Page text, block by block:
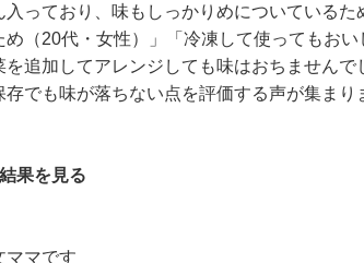
入っており、味もしっかりめについている
め（20代・女性）」「冷凍して使ってもお
追加してアレンジしても味はおちません
でも味が落ちない点を評価する声が集まり
果を見る
マです